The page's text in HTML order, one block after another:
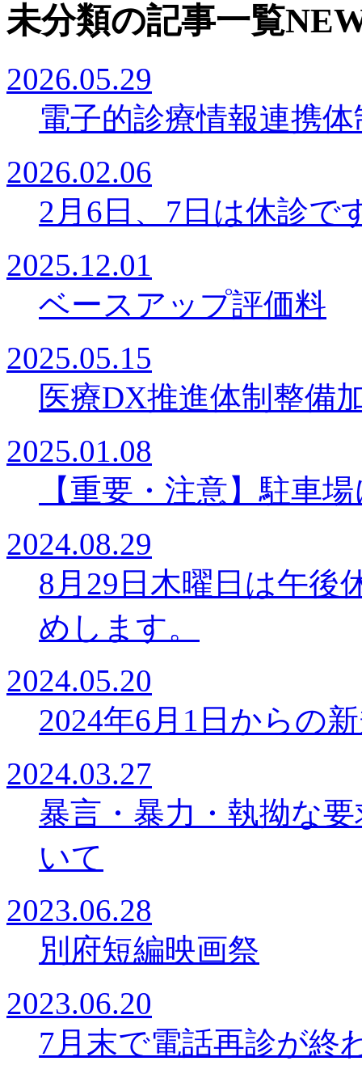
未分類の記事一覧
2026.05.29
電子的診療情報連携
2026.02.06
2月6日、7日は休診で
2025.12.01
ベースアップ評価料
2025.05.15
医療DX推進体制整備
2025.01.08
【重要・注意】駐車
2024.08.29
8月29日木曜日は午後
めします。
2024.05.20
2024年6月1日からの
2024.03.27
暴言・暴力・執拗な
いて
2023.06.28
別府短編映画祭
2023.06.20
7月末で電話再診が終